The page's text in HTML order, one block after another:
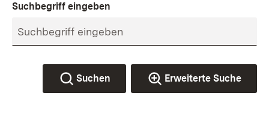
Suchbegriff eingeben
Suchen Erweiterte Suche